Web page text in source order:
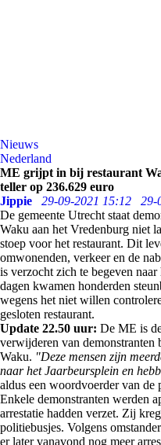
Nieuws
Nederland
ME grijpt in bij restaurant
teller op 236.629 euro
Jippie
29-09-2021 15:12 29-
De gemeente Utrecht staat
Waku aan het Vredenburg niet
stoep voor het restaurant. Dit
omwonenden, verkeer en de
is verzocht zich te begeven
dagen kwamen honderden
wegens het niet willen
gesloten restaurant.
Update 22.50 uur: De ME is
verwijderen van demonstranten
Waku. "Deze mensen zijn
naar het Jaarbeursplein en
aldus een woordvoerder van de
Enkele demonstranten werden
arrestatie hadden verzet. Zij
politiebusjes. Volgens
er later vanavond nog meer